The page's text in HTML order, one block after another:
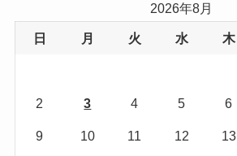
2026年8月
日 月 火 水 木
2 3 4 5 6
9 10 11 12 13